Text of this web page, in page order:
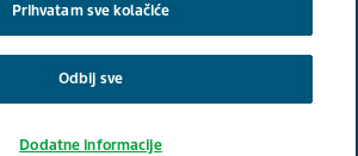
Prihvatam sve kolačiće
Odbij sve
Dodatne informacije